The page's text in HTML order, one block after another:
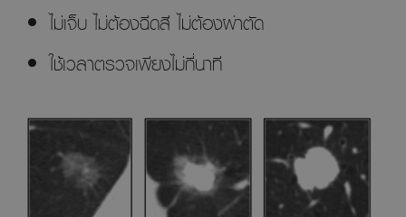
ไม่เจ็บ ไม่ต้องฉีดสี ไม่ต้องผ่าตัด
ใช้เวลาตรวจเพียงไม่กี่นาที